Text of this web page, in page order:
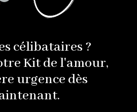
célibataires ?
Kit de l'amour,
urgence dès